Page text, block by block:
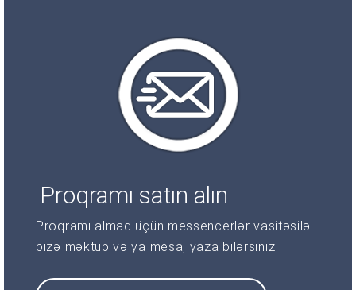
Proqramı satın alın
Proqramı almaq üçün messencerlər vasitəsilə
bizə məktub və ya mesaj yaza bilərsiniz